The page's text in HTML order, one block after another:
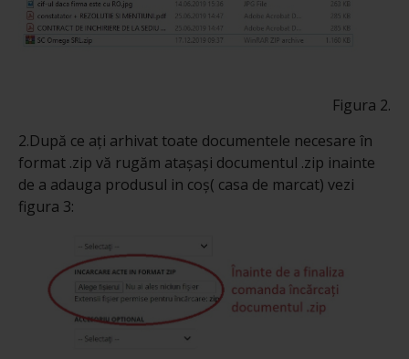
Figura 2.
2.După ce ați arhivat toate documentele necesare în
format .zip vă rugăm atașași documentul .zip inainte
de a adauga produsul in coș( casa de marcat) vezi
figura 3: